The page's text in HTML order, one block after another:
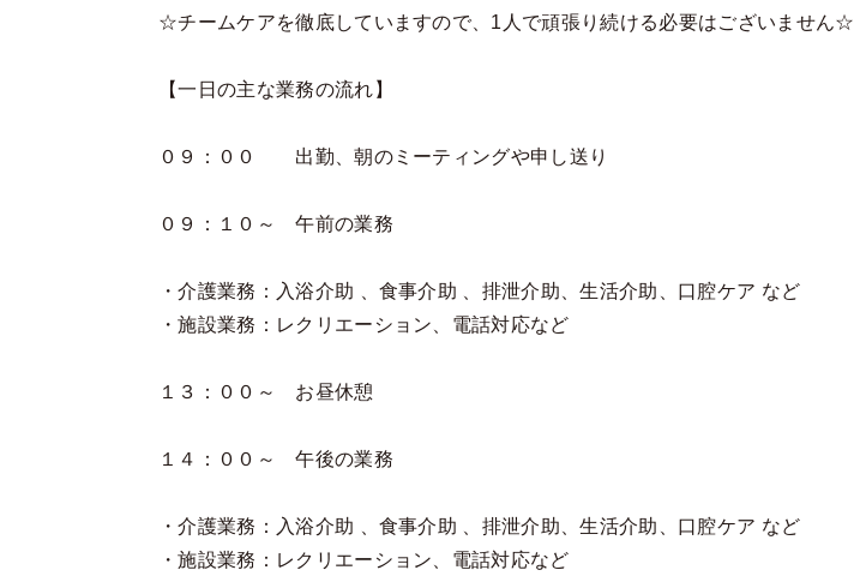
☆チームケアを徹底していますので、1人で頑張り続ける必要はございません☆
【一日の主な業務の流れ】
０９：００ 出勤、朝のミーティングや申し送り
０９：１０～ 午前の業務
・介護業務：入浴介助 、食事介助 、排泄介助、生活介助、口腔ケア など
・施設業務：レクリエーション、電話対応など
１３：００～ お昼休憩
１４：００～ 午後の業務
・介護業務：入浴介助 、食事介助 、排泄介助、生活介助、口腔ケア など
・施設業務：レクリエーション、電話対応など